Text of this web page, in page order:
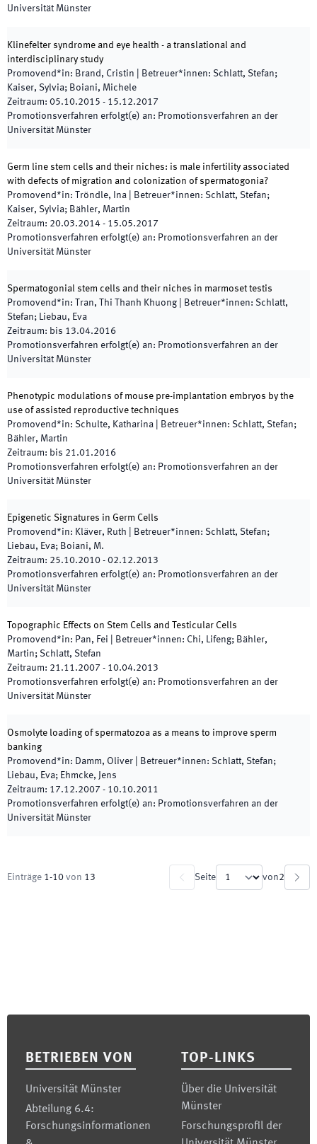
Universität Münster
Klinefelter syndrome and eye health - a translational and
interdisciplinary study
Promovend*in: Brand, Cristin Betreuer*innen: Schlatt, Stefan;
Kaiser, Sylvia; Boiani, Michele
Zeitraum: 05.10.2015 - 15.12.2017
Promotionsverfahren erfolgt(e) an: Promotionsverfahren an der
Universität Münster
Germ line stem cells and their niches: is male infertility associated
with defects of migration and colonization of spermatogonia?
Promovend*in: Tröndle, Ina Betreuer*innen: Schlatt, Stefan;
Kaiser, Sylvia; Bähler, Martin
Zeitraum: 20.03.2014 - 15.05.2017
Promotionsverfahren erfolgt(e) an: Promotionsverfahren an der
Universität Münster
Spermatogonial stem cells and their niches in marmoset testis
Promovend*in: Tran, Thi Thanh Khuong Betreuer*innen: Schlatt,
Stefan; Liebau, Eva
Zeitraum: bis 13.04.2016
Promotionsverfahren erfolgt(e) an: Promotionsverfahren an der
Universität Münster
Phenotypic modulations of mouse pre-implantation embryos by the
use of assisted reproductive techniques
Promovend*in: Schulte, Katharina Betreuer*innen: Schlatt, Stefan;
Bähler, Martin
Zeitraum: bis 21.01.2016
Promotionsverfahren erfolgt(e) an: Promotionsverfahren an der
Universität Münster
Epigenetic Signatures in Germ Cells
Promovend*in: Kläver, Ruth Betreuer*innen: Schlatt, Stefan;
Liebau, Eva; Boiani, M.
Zeitraum: 25.10.2010 - 02.12.2013
Promotionsverfahren erfolgt(e) an: Promotionsverfahren an der
Universität Münster
Topographic Effects on Stem Cells and Testicular Cells
Promovend*in: Pan, Fei Betreuer*innen: Chi, Lifeng; Bähler,
Martin; Schlatt, Stefan
Zeitraum: 21.11.2007 - 10.04.2013
Promotionsverfahren erfolgt(e) an: Promotionsverfahren an der
Universität Münster
Osmolyte loading of spermatozoa as a means to improve sperm
banking
Promovend*in: Damm, Oliver Betreuer*innen: Schlatt, Stefan;
Liebau, Eva; Ehmcke, Jens
Zeitraum: 17.12.2007 - 10.10.2011
Promotionsverfahren erfolgt(e) an: Promotionsverfahren an der
Universität Münster
Einträge 1-10 von 13 Seite von2
BETRIEBEN VON
Universität Münster
Abteilung 6.4:
Forschungsinformationen
TOP-LINKS
Über die Universität
Münster
Forschungsprofil der